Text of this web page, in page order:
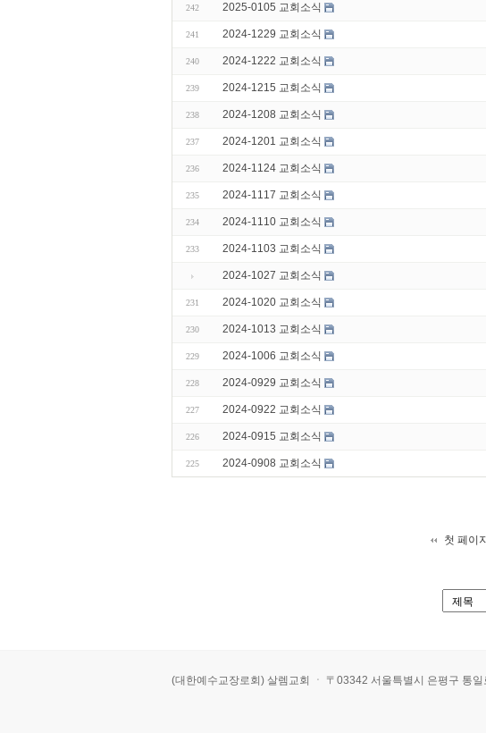
242 2025-0105 교회소식
241 2024-1229 교회소식
240 2024-1222 교회소식
239 2024-1215 교회소식
238 2024-1208 교회소식
237 2024-1201 교회소식
236 2024-1124 교회소식
235 2024-1117 교회소식
234 2024-1110 교회소식
233 2024-1103 교회소식
2024-1027 교회소식
231 2024-1020 교회소식
230 2024-1013 교회소식
229 2024-1006 교회소식
228 2024-0929 교회소식
227 2024-0922 교회소식
226 2024-0915 교회소식
225 2024-0908 교회소식
첫 페이지
(대한예수교장로회) 살렘교회 ㆍ 〒03342 서울특별시 은평구 통